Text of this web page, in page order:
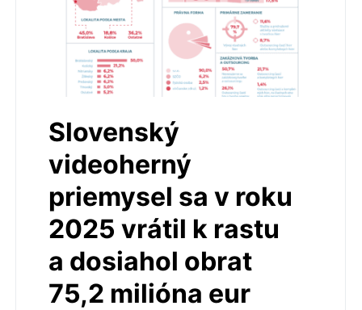
Slovenský
videoherný
priemysel sa v roku
2025 vrátil k rastu
a dosiahol obrat
75,2 milióna eur